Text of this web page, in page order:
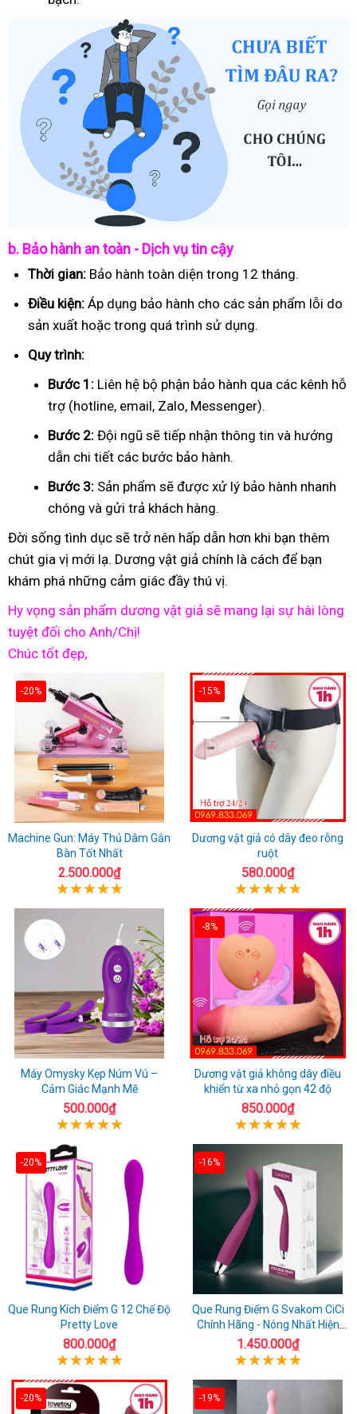
b. Bảo hành an toàn - Dịch vụ tin cậy
Thời gian: Bảo hành toàn diện trong 12 tháng.
Điều kiện: Áp dụng bảo hành cho các sản phẩm lỗi do
sản xuất hoặc trong quá trình sử dụng.
Quy trình:
Bước 1: Liên hệ bộ phận bảo hành qua các kênh hỗ
trợ (hotline, email, Zalo, Messenger).
Bước 2: Đội ngũ sẽ tiếp nhận thông tin và hướng
dẫn chi tiết các bước bảo hành.
Bước 3: Sản phẩm sẽ được xử lý bảo hành nhanh
chóng và gửi trả khách hàng.
Đời sống tình dục sẽ trở nên hấp dẫn hơn khi bạn thêm
chút gia vị mới lạ. Dương vật giả chính là cách để bạn
khám phá những cảm giác đầy thú vị.
Hy vọng sản phẩm dương vật giả sẽ mang lại sự hài lòng
tuyệt đối cho Anh/Chị!
Chúc tốt đẹp,
-20%
Machine Gun: Máy Thủ Dâm Gắn
Bàn Tốt Nhất
2.500.000₫
-15%
Dương vật giả có dây đeo rỗng
ruột
580.000₫
Máy Omysky Kẹp Núm Vú –
Cảm Giác Mạnh Mẽ
500.000₫
-8%
Dương vật giả không dây điều
khiển từ xa nhỏ gọn 42 độ
850.000₫
-20%
Que Rung Kích Điểm G 12 Chế Độ
Pretty Love
800.000₫
-16%
Que Rung Điểm G Svakom CiCi
Chính Hãng - Nóng Nhất Hiện
Nay
1.450.000₫
-20% -19%